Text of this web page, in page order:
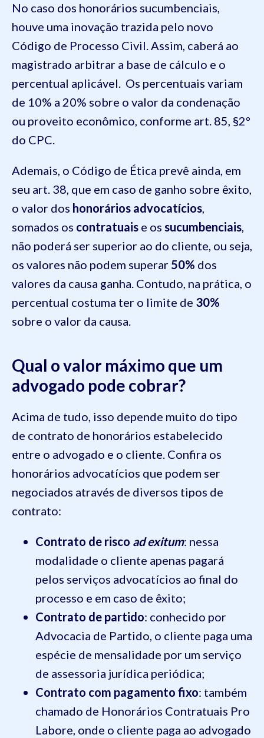
No caso dos honorários sucumbenciais,
houve uma inovação trazida pelo novo
Código de Processo Civil. Assim, caberá ao
magistrado arbitrar a base de cálculo e o
percentual aplicável. Os percentuais variam
de 10% a 20% sobre o valor da condenação
ou proveito econômico, conforme art. 85, §2º
do CPC.
Ademais, o Código de Ética prevê ainda, em
seu art. 38, que em caso de ganho sobre êxito,
o valor dos honorários advocatícios,
somados os contratuais e os sucumbenciais,
não poderá ser superior ao do cliente, ou seja,
os valores não podem superar 50% dos
valores da causa ganha. Contudo, na prática, o
percentual costuma ter o limite de 30%
sobre o valor da causa.
Qual o valor máximo que um
advogado pode cobrar?
Acima de tudo, isso depende muito do tipo
de contrato de honorários estabelecido
entre o advogado e o cliente. Confira os
honorários advocatícios que podem ser
negociados através de diversos tipos de
contrato:
Contrato de risco ad exitum: nessa
modalidade o cliente apenas pagará
pelos serviços advocatícios ao final do
processo e em caso de êxito;
Contrato de partido: conhecido por
Advocacia de Partido, o cliente paga uma
espécie de mensalidade por um serviço
de assessoria jurídica periódica;
Contrato com pagamento fixo: também
chamado de Honorários Contratuais Pro
Labore, onde o cliente paga ao advogado